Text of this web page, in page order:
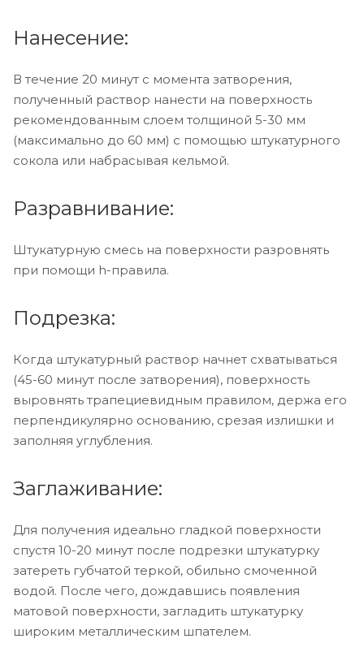
Нанесение:
В течение 20 минут с момента затворения,
полученный раствор нанести на поверхность
рекомендованным слоем толщиной 5-30 мм
(максимально до 60 мм) с помощью штукатурного
сокола или набрасывая кельмой.
Разравнивание:
Штукатурную смесь на поверхности разровнять
при помощи h-правила.
Подрезка:
Когда штукатурный раствор начнет схватываться
(45-60 минут после затворения), поверхность
выровнять трапециевидным правилом, держа его
перпендикулярно основанию, срезая излишки и
заполняя углубления.
Заглаживание:
Для получения идеально гладкой поверхности
спустя 10-20 минут после подрезки штукатурку
затереть губчатой теркой, обильно смоченной
водой. После чего, дождавшись появления
матовой поверхности, загладить штукатурку
широким металлическим шпателем.